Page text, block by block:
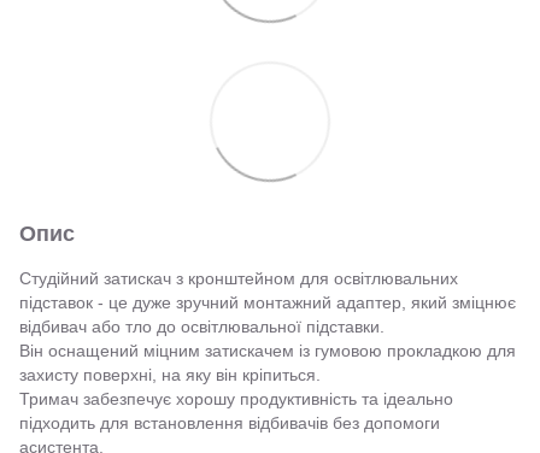
Опис
Студійний затискач з кронштейном для освітлювальних
підставок - це дуже зручний монтажний адаптер, який зміцнює
відбивач або тло до освітлювальної підставки.
Він оснащений міцним затискачем із гумовою прокладкою для
захисту поверхні, на яку він кріпиться.
Тримач забезпечує хорошу продуктивність та ідеально
підходить для встановлення відбивачів без допомоги
асистента.